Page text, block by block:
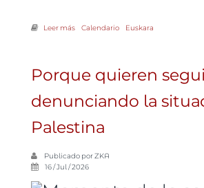
Leer mássobre Crónica del XXXII Concurso de
Calendario Euskara
Porque quieren
denunciando la
Palestina
Publicado porZKA
16 / Jul / 2026